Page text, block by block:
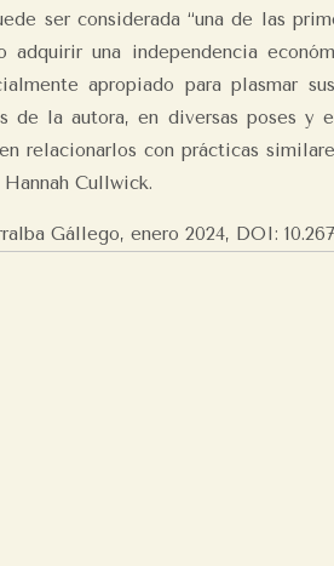
ser considerada “una de las
una independencia
apropiado para plasmar
la autora, en diversas poses y
relacionarlos con prácticas
Cullwick.
Gállego, enero 2024, DOI: